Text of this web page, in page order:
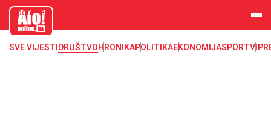
aloonline.b
SVE VIJESTI DRUŠTVOHRONIKAPOLITIKAEKONOMIJASPORTVIP